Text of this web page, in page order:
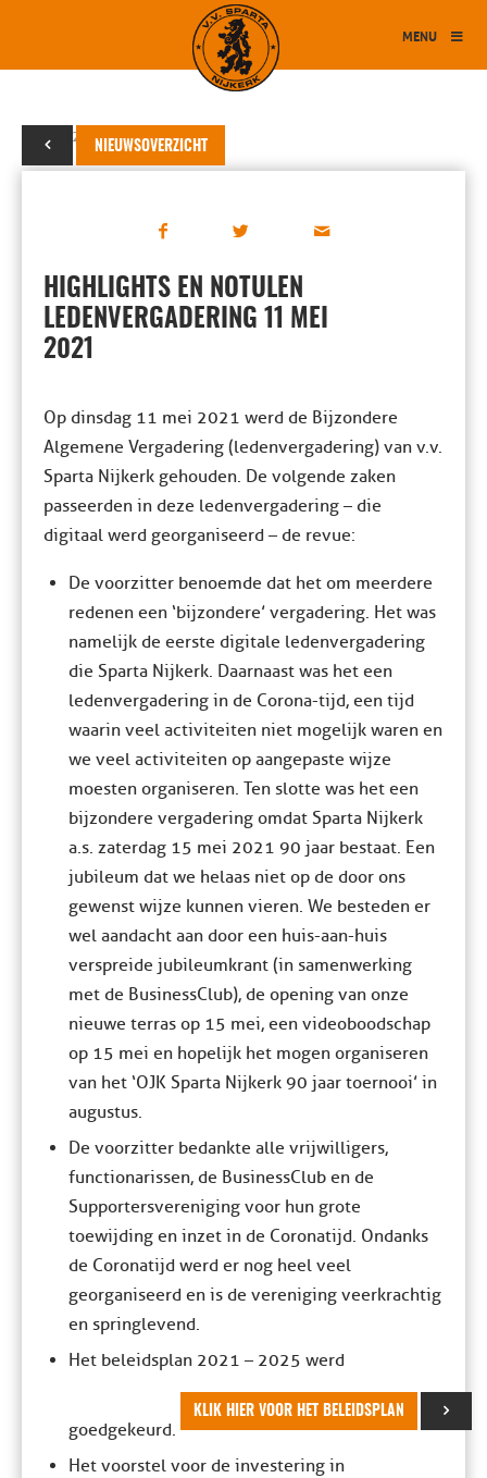
MENU
NIEUWSOVERZICHT
12 mei 2021
HIGHLIGHTS EN NOTULEN
LEDENVERGADERING 11 MEI
2021
Op dinsdag 11 mei 2021 werd de Bijzondere
Algemene Vergadering (ledenvergadering) van v.v.
Sparta Nijkerk gehouden. De volgende zaken
passeerden in deze ledenvergadering – die
digitaal werd georganiseerd – de revue:
De voorzitter benoemde dat het om meerdere
redenen een ‘bijzondere’ vergadering. Het was
namelijk de eerste digitale ledenvergadering
die Sparta Nijkerk. Daarnaast was het een
ledenvergadering in de Corona-tijd, een tijd
waarin veel activiteiten niet mogelijk waren en
we veel activiteiten op aangepaste wijze
moesten organiseren. Ten slotte was het een
bijzondere vergadering omdat Sparta Nijkerk
a.s. zaterdag 15 mei 2021 90 jaar bestaat. Een
jubileum dat we helaas niet op de door ons
gewenst wijze kunnen vieren. We besteden er
wel aandacht aan door een huis-aan-huis
verspreide jubileumkrant (in samenwerking
met de BusinessClub), de opening van onze
nieuwe terras op 15 mei, een videoboodschap
op 15 mei en hopelijk het mogen organiseren
van het ‘OJK Sparta Nijkerk 90 jaar toernooi’ in
augustus.
De voorzitter bedankte alle vrijwilligers,
functionarissen, de BusinessClub en de
Supportersvereniging voor hun grote
toewijding en inzet in de Coronatijd. Ondanks
de Coronatijd werd er nog heel veel
georganiseerd en is de vereniging veerkrachtig
en springlevend.
Het beleidsplan 2021 – 2025 werd
goedgekeurd.
KLIK HIER VOOR HET BELEIDSPLAN
Het voorstel voor de investering in